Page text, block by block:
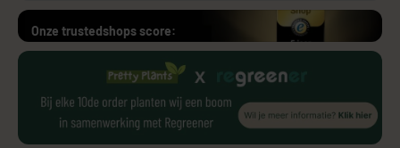
Onze trustedshops score: